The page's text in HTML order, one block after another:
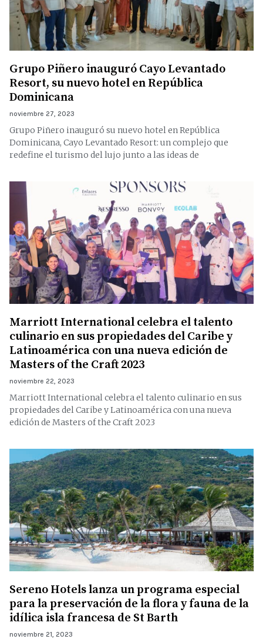
Grupo Piñero inauguró Cayo Levantado
Resort, su nuevo hotel en República
Dominicana
noviembre 27, 2023
Grupo Piñero inauguró su nuevo hotel en República
Dominicana, Cayo Levantado Resort: un complejo que
redefine el turismo del lujo junto a las ideas de
Marriott International celebra el talento
culinario en sus propiedades del Caribe y
Latinoamérica con una nueva edición de
Masters of the Craft 2023
noviembre 22, 2023
Marriott International celebra el talento culinario en sus
propiedades del Caribe y Latinoamérica con una nueva
edición de Masters of the Craft 2023
Sereno Hotels lanza un programa especial
para la preservación de la flora y fauna de la
idílica isla francesa de St Barth
noviembre 21, 2023